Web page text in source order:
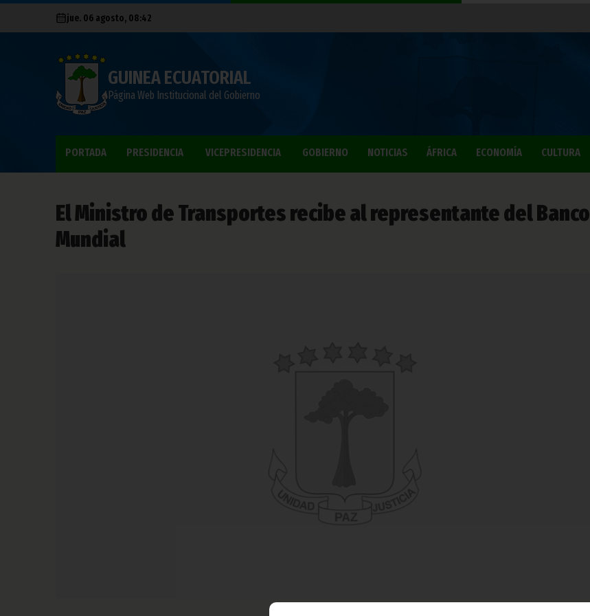
jue. 06 agosto, 08:42
GUINEA ECUATORIAL
Página Web Institucional del Gobierno
PORTADA PRESIDENCIA VICEPRESIDENCIA GOBIERNO NOTICIAS ÁFRICA ECONOMÍA CULTURA
El Ministro de Transportes recibe al representante del Banco
Mundial